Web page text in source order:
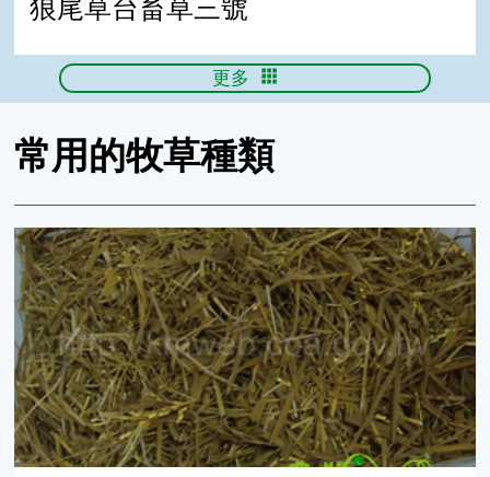
狼尾草台畜草三號
更多
常用的牧草種類
國產青貯接種菌劑之開發與應用